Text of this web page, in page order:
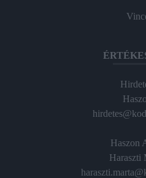
Haszon
Haraszti